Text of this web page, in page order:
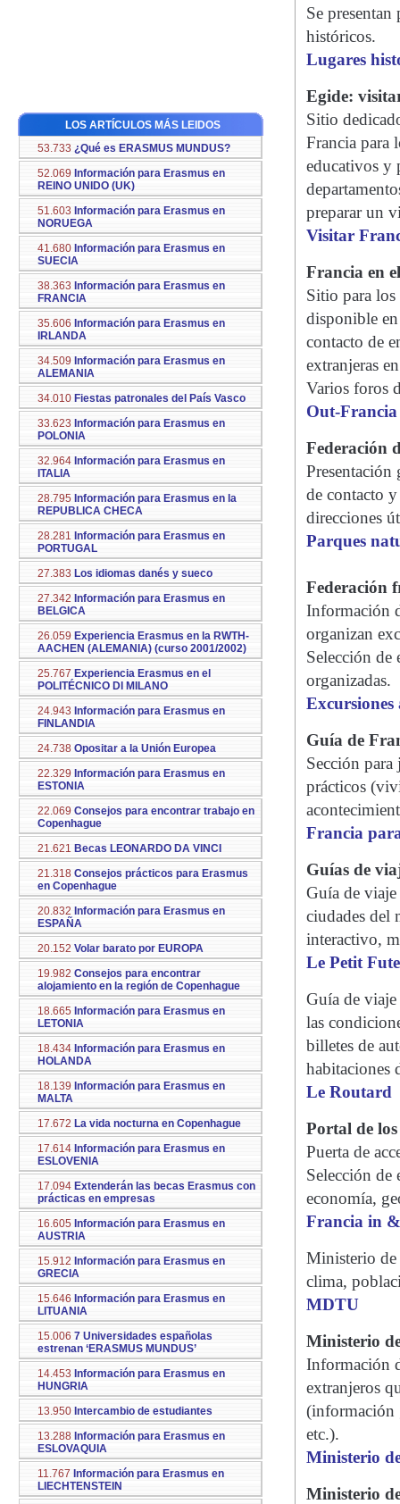
LOS ARTÍCULOS MÁS LEIDOS
53.733 ¿Qué es ERASMUS MUNDUS?
52.069 Información para Erasmus en
REINO UNIDO (UK)
51.603 Información para Erasmus en
NORUEGA
41.680 Información para Erasmus en
SUECIA
38.363 Información para Erasmus en
FRANCIA
35.606 Información para Erasmus en
IRLANDA
34.509 Información para Erasmus en
ALEMANIA
34.010 Fiestas patronales del País Vasco
33.623 Información para Erasmus en
POLONIA
32.964 Información para Erasmus en
ITALIA
28.795 Información para Erasmus en la
REPUBLICA CHECA
28.281 Información para Erasmus en
PORTUGAL
27.383 Los idiomas danés y sueco
27.342 Información para Erasmus en
BELGICA
26.059 Experiencia Erasmus en la RWTH-
AACHEN (ALEMANIA) (curso 2001/2002)
25.767 Experiencia Erasmus en el
POLITÉCNICO DI MILANO
24.943 Información para Erasmus en
FINLANDIA
24.738 Opositar a la Unión Europea
22.329 Información para Erasmus en
ESTONIA
22.069 Consejos para encontrar trabajo en
Copenhague
21.621 Becas LEONARDO DA VINCI
21.318 Consejos prácticos para Erasmus
en Copenhague
20.832 Información para Erasmus en
ESPAÑA
20.152 Volar barato por EUROPA
19.982 Consejos para encontrar
alojamiento en la región de Copenhague
18.665 Información para Erasmus en
LETONIA
18.434 Información para Erasmus en
HOLANDA
18.139 Información para Erasmus en
MALTA
17.672 La vida nocturna en Copenhague
17.614 Información para Erasmus en
ESLOVENIA
17.094 Extenderán las becas Erasmus con
prácticas en empresas
16.605 Información para Erasmus en
AUSTRIA
15.912 Información para Erasmus en
GRECIA
15.646 Información para Erasmus en
LITUANIA
15.006 7 Universidades españolas
estrenan ‘ERASMUS MUNDUS’
14.453 Información para Erasmus en
HUNGRIA
13.950 Intercambio de estudiantes
13.288 Información para Erasmus en
ESLOVAQUIA
11.767 Información para Erasmus en
LIECHTENSTEIN
Se
históricos.
Lugares
Egide:
Sitio
Francia para
educativos y
preparar un
Visitar
Francia en
Sitio para los
disponible
contacto de
extranjeras
Varios foros
Out-Francia
Federación
Presentación
de contacto y
direcciones
Parques
Federación
Información
organizan
Selección de
organizadas.
Excursiones
Guía de
Sección para
prácticos
Francia
Guías de
Guía de
ciudades del
interactivo,
Le Petit Fute
Guía de viaje
las
billetes de
habitaciones
Le Routard
Portal de
Puerta de
Selección de
economía,
Francia in
Ministerio de
clima,
MDTU
Ministerio
Información
extranjeros
(información
etc.).
Ministerio
Ministerio